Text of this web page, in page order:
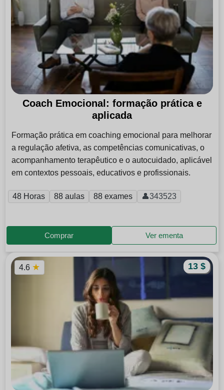
Coach Emocional: formação prática e
aplicada
Formação prática em coaching emocional para melhorar
a regulação afetiva, as competências comunicativas, o
acompanhamento terapêutico e o autocuidado, aplicável
em contextos pessoais, educativos e profissionais.
48 Horas 88 aulas 88 exames 👤343523
Comprar Ver ementa
13 $
4.6 ★